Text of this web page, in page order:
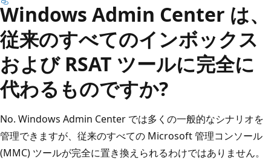
Windows Admin Center は、
従来のすべてのインボックス
および RSAT ツールに完全に
代わるものですか?
No. Windows Admin Center では多くの一般的なシナリオを
管理できますが、従来のすべての Microsoft 管理コンソール
(MMC) ツールが完全に置き換えられるわけではありません。